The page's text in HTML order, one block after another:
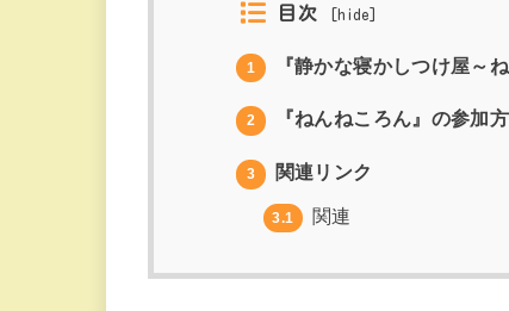
目次 [ hide ]
1 『静かな寝かしつけ屋～
2 『ねんねころん』の参加
3 関連リンク
3.1 関連